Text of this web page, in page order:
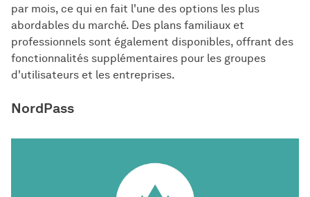
par mois, ce qui en fait l'une des options les plus
abordables du marché. Des plans familiaux et
professionnels sont également disponibles, offrant des
fonctionnalités supplémentaires pour les groupes
d'utilisateurs et les entreprises.
NordPass